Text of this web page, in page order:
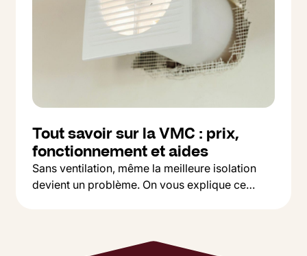
Tout savoir sur la VMC : prix,
fonctionnement et aides
Sans ventilation, même la meilleure isolation
devient un problème. On vous explique ce